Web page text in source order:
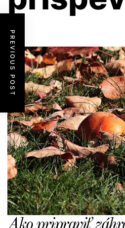
PREVIOUS POST